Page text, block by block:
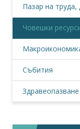
Пазар на
Човешки
Събития
Здравеопазване